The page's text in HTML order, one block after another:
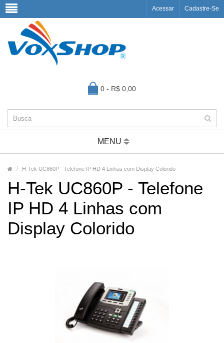
Acessar Cadastre-Se
0 - R$ 0,00
MENU
H-Tek UC860P - Telefone IP HD 4 Linhas com Display Colorido
H-Tek UC860P - Telefone
IP HD 4 Linhas com
Display Colorido